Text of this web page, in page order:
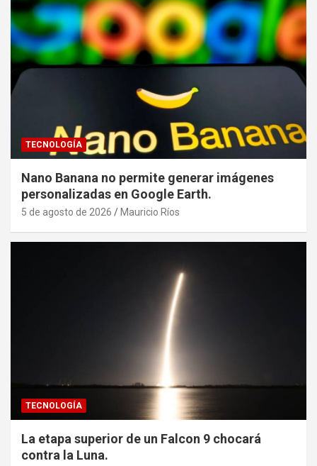
TECNOLOGÍA
Nano Banana no permite generar imágenes
personalizadas en Google Earth.
5 de agosto de 2026 Mauricio Ríos
TECNOLOGÍA
La etapa superior de un Falcon 9 chocará
contra la Luna.